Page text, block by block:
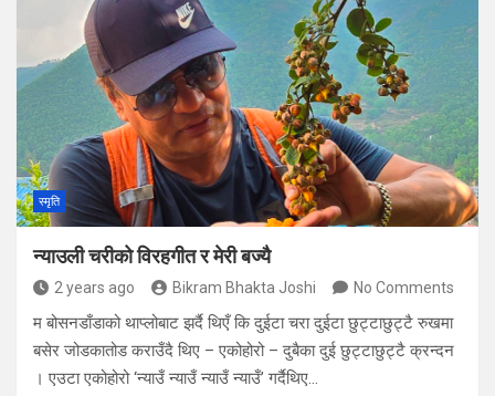
स्मृति
न्याउली चरीको विरहगीत र मेरी बज्यै
2 years ago Bikram Bhakta Joshi No Comments
म बोसनडाँडाको थाप्लोबाट झर्दै थिएँ कि दुईटा चरा दुईटा छुट्टाछुट्टै रुखमा
बसेर जोडकातोड कराउँदै थिए – एकोहोरो – दुबैका दुई छुट्टाछुट्टै क्रन्दन
। एउटा एकोहोरो ‘न्याउँ न्याउँ न्याउँ न्याउँ’ गर्दैथिए…